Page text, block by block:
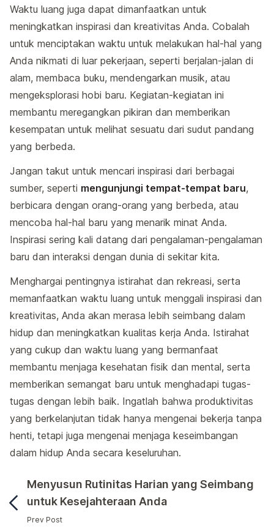
Waktu luang juga dapat dimanfaatkan untuk
meningkatkan inspirasi dan kreativitas Anda. Cobalah
untuk menciptakan waktu untuk melakukan hal-hal yang
Anda nikmati di luar pekerjaan, seperti berjalan-jalan di
alam, membaca buku, mendengarkan musik, atau
mengeksplorasi hobi baru. Kegiatan-kegiatan ini
membantu meregangkan pikiran dan memberikan
kesempatan untuk melihat sesuatu dari sudut pandang
yang berbeda.
Jangan takut untuk mencari inspirasi dari berbagai
sumber, seperti mengunjungi tempat-tempat baru,
berbicara dengan orang-orang yang berbeda, atau
mencoba hal-hal baru yang menarik minat Anda.
Inspirasi sering kali datang dari pengalaman-pengalaman
baru dan interaksi dengan dunia di sekitar kita.
Menghargai pentingnya istirahat dan rekreasi, serta
memanfaatkan waktu luang untuk menggali inspirasi dan
kreativitas, Anda akan merasa lebih seimbang dalam
hidup dan meningkatkan kualitas kerja Anda. Istirahat
yang cukup dan waktu luang yang bermanfaat
membantu menjaga kesehatan fisik dan mental, serta
memberikan semangat baru untuk menghadapi tugas-
tugas dengan lebih baik. Ingatlah bahwa produktivitas
yang berkelanjutan tidak hanya mengenai bekerja tanpa
henti, tetapi juga mengenai menjaga keseimbangan
dalam hidup Anda secara keseluruhan.
Menyusun Rutinitas Harian yang Seimbang
untuk Kesejahteraan Anda
Prev Post